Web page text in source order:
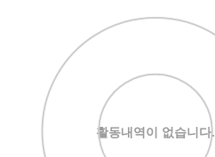
활동내역이 없습니다.